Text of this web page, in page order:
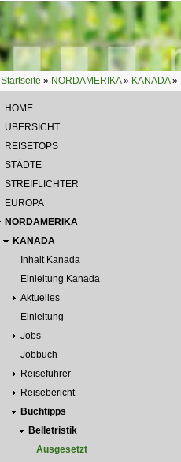
Sie sind hier
Startseite » NORDAMERIKA» KANADA»
HOME
ÜBERSICHT
REISETOPS
STÄDTE
STREIFLICHTER
EUROPA
NORDAMERIKA
KANADA
Inhalt Kanada
Einleitung Kanada
Aktuelles
Einleitung
Jobs
Jobbuch
Reiseführer
Reisebericht
Buchtipps
Belletristik
Ausgesetzt